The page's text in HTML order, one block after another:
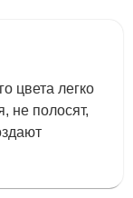
цвета легко
не полосят,